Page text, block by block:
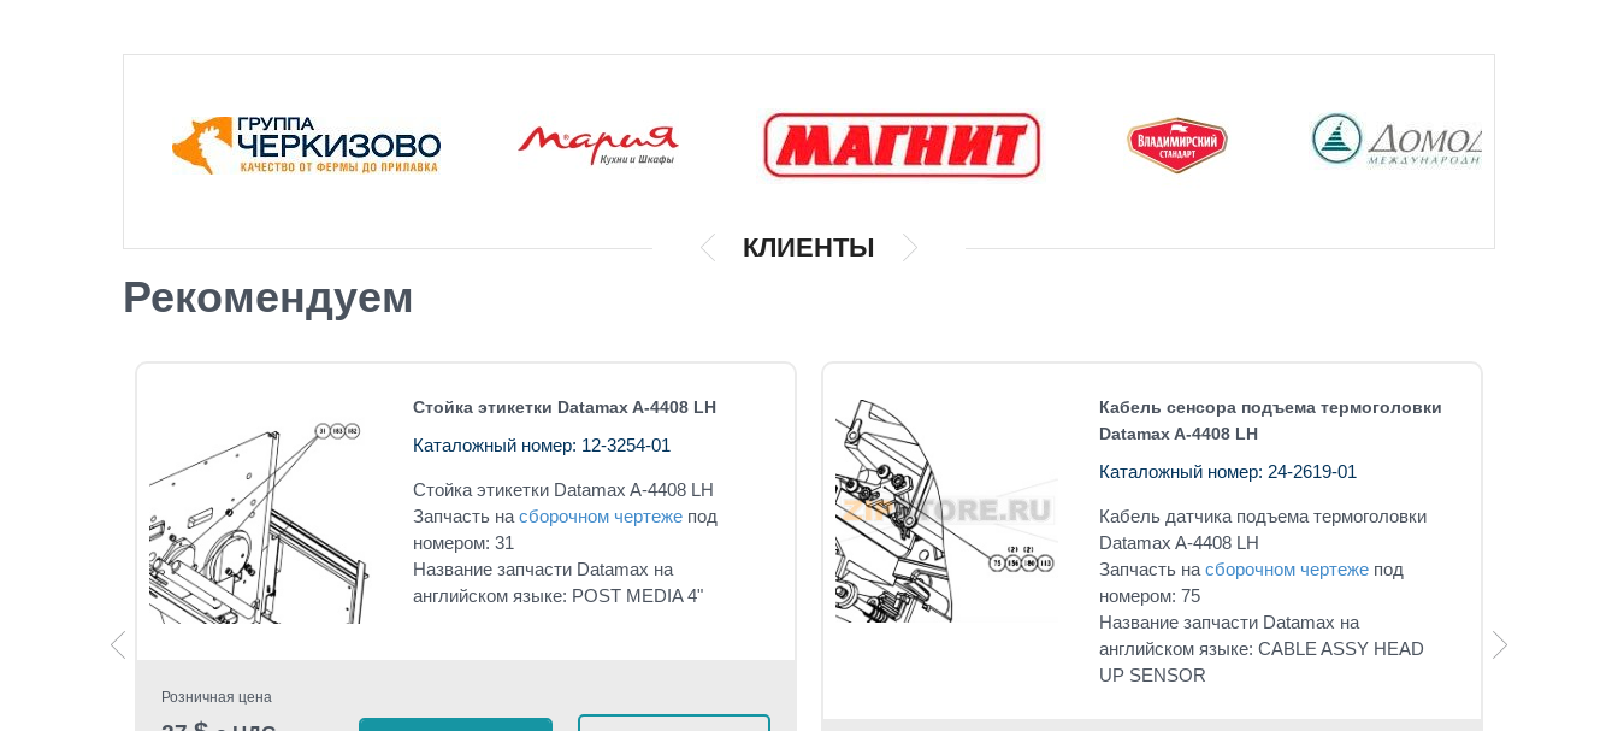
КЛИЕНТЫ
Рекомендуем
Стойка этикетки Datamax A-4408 LH
Каталожный номер: 12-3254-01
Стойка этикетки Datamax A-4408 LH
Запчасть на сборочном чертежепод
номером: 31
Название запчасти Datamax на
английском языке: POST MEDIA 4"
Розничная цена
Кабель сенсора подъема термоголовки
Datamax A-4408 LH
Каталожный номер: 24-2619-01
Кабель датчика подъема термоголовки
Datamax A-4408 LH
Запчасть на сборочном чертежепод
номером: 75
Название запчасти Datamax на
английском языке: CABLE ASSY HEAD
UP SENSOR